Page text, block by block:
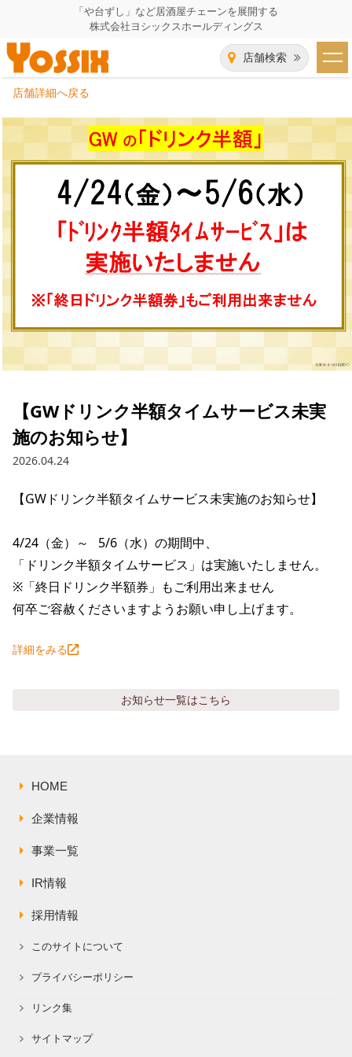
「や台ずし」など居酒屋チェーンを展開する
株式会社ヨシックスホールディングス
店舗検索
HOME
企業情報
企業情報トップ
代表者あいさつ
グループ会社
会社概要
沿革
経営陣
所在地
事業一覧
飲食事業紹介
飲食事業紹介トップ
や台ずし
焼とりてっぱん
や台や
海老どて食堂
IR（株主・投資家）情報
会長メッセージ
コーポレートガバナンス
財務情報
業績推移
株式情報
IRライブラリトップ
決算短信
有価証券報告書等法定開示資料
株主総会関連資料
IRカレンダー
株価情報
パート・アルバイト
店舗物件・店舗施工管理業者の募集
お問い合わせ
お問い合わせトップ
このサイトについて
プライバシーポリシー
リンク集
サイトマップ
店舗詳細へ戻る
【GWドリンク半額タイムサービス未実
施のお知らせ】
2026.04.24
【GWドリンク半額タイムサービス未実施のお知らせ】
4/24（金）～   5/6（水）の期間中、
「ドリンク半額タイムサービス」は実施いたしません。
※「終日ドリンク半額券」もご利用出来ません
何卒ご容赦くださいますようお願い申し上げます。
詳細をみる
お知らせ一覧はこちら
HOME
企業情報
事業一覧
IR情報
採用情報
このサイトについて
プライバシーポリシー
リンク集
サイトマップ